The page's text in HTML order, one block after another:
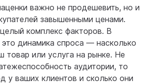
важно не продешевить, но и
завышенными ценами.
комплекс факторов. В
динамика спроса — насколько
товар или услуга на рынке. Не
аудитории, то
у ваших клиентов и сколько они